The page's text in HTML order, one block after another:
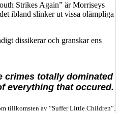
Strikes Again” är Morriseys
ibland slinker ut vissa olämpliga
dissikerar och granskar ens
crimes totally dominated
everything that occured.
tillkomsten av ”Suffer Little Children”.